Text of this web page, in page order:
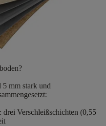
5 mm stark und
drei Verschleißschichten (0,55